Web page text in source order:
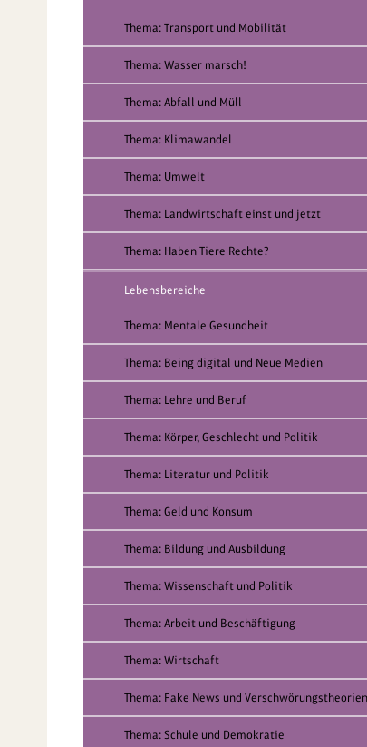
Thema: Transport und Mobilität
Thema: Wasser marsch!
Thema: Abfall und Müll
Thema: Klimawandel
Thema: Umwelt
Thema: Landwirtschaft einst und jetzt
Thema: Haben Tiere Rechte?
Lebensbereiche
Thema: Mentale Gesundheit
Thema: Being digital und Neue Medien
Thema: Lehre und Beruf
Thema: Körper, Geschlecht und Politik
Thema: Literatur und Politik
Thema: Geld und Konsum
Thema: Bildung und Ausbildung
Thema: Wissenschaft und Politik
Thema: Arbeit und Beschäftigung
Thema: Wirtschaft
Thema: Fake News und Verschwörungstheorien
Thema: Schule und Demokratie